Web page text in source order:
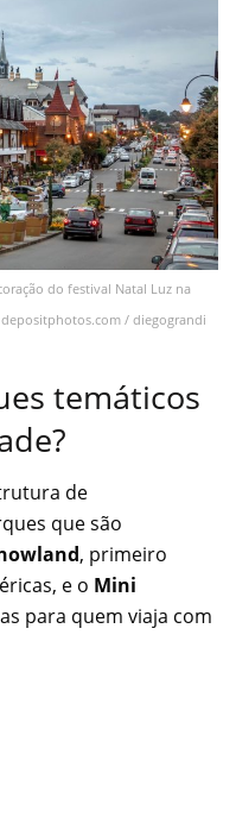
do festival Natal Luz na
/ diegograndi
temáticos
de
que são
, primeiro
e o Mini
para quem viaja com